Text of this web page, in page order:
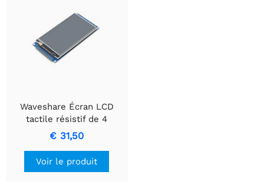
Waveshare Écran LCD
tactile résistif de 4
pouces, 480×800,
interface parallèle 8080
€ 31,50
Voir le produit